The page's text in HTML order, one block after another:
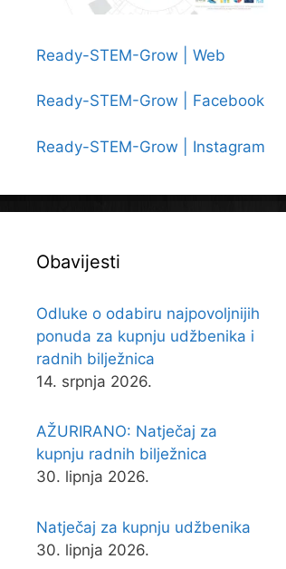
Ready-STEM-Grow | Web
Ready-STEM-Grow | Facebook
Ready-STEM-Grow | Instagram
Obavijesti
Odluke o odabiru najpovoljnijih
ponuda za kupnju udžbenika i
radnih bilježnica
14. srpnja 2026.
AŽURIRANO: Natječaj za
kupnju radnih bilježnica
30. lipnja 2026.
Natječaj za kupnju udžbenika
30. lipnja 2026.